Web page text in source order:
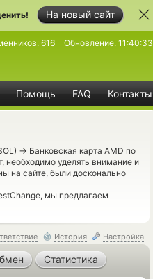
На новый сайт
Помощь FAQ Контакты
616 Обновление: 11:40:33
→ Банковская карта AMD по
уделять внимание и
на сайте, были досконально
мы предлагаем
История Настройка
Статистика